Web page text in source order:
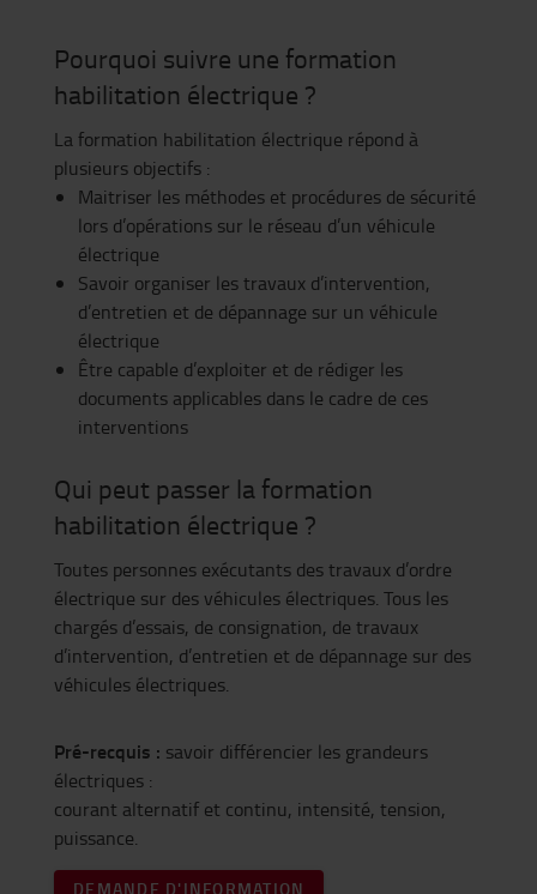
Pourquoi suivre une formation
habilitation électrique ?
La formation habilitation électrique répond à
plusieurs objectifs :
Maitriser les méthodes et procédures de sécurité
lors d’opérations sur le réseau d’un véhicule
électrique
Savoir organiser les travaux d’intervention,
d’entretien et de dépannage sur un véhicule
électrique
Être capable d’exploiter et de rédiger les
documents applicables dans le cadre de ces
interventions
Qui peut passer la formation
habilitation électrique ?
Toutes personnes exécutants des travaux d’ordre
électrique sur des véhicules électriques. Tous les
chargés d’essais, de consignation, de travaux
d’intervention, d’entretien et de dépannage sur des
véhicules électriques.
Pré-recquis : savoir différencier les grandeurs
électriques :
courant alternatif et continu, intensité, tension,
puissance.
DEMANDE D'INFORMATION